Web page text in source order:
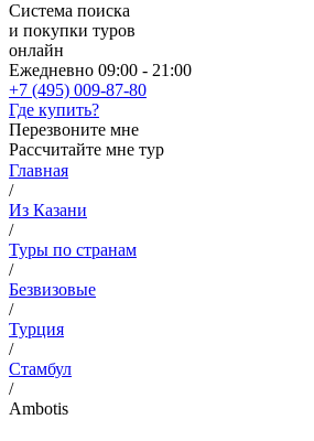
Система поиска
и покупки туров
онлайн
Ежедневно 09:00 - 21:00
+7 (495) 009-87-80
Где купить?
Перезвоните мне
Рассчитайте мне тур
Главная
/
Из Казани
/
Туры по странам
/
Безвизовые
/
Турция
/
Стамбул
/
Ambotis